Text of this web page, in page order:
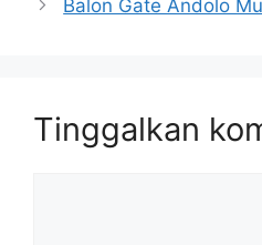
Balon Gate Andolo
Tinggalkan